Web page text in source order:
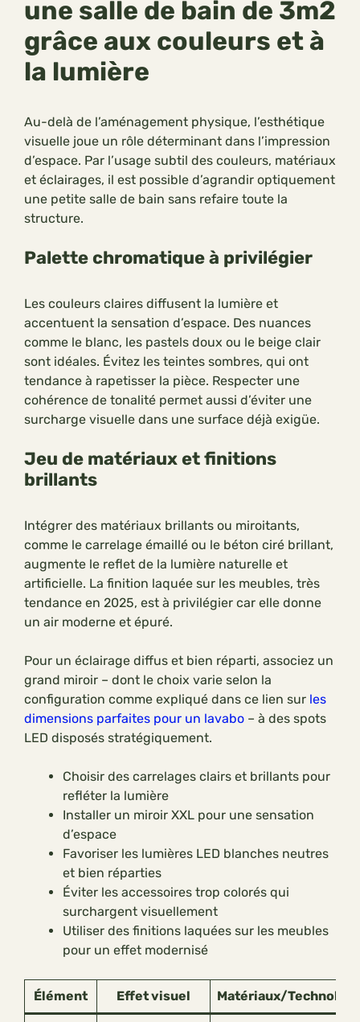
une salle de bain de 3m2
grâce aux couleurs et à
la lumière
Au-delà de l’aménagement physique, l’esthétique
visuelle joue un rôle déterminant dans l’impression
d’espace. Par l’usage subtil des couleurs, matériaux
et éclairages, il est possible d’agrandir optiquement
une petite salle de bain sans refaire toute la
structure.
Palette chromatique à privilégier
Les couleurs claires diffusent la lumière et
accentuent la sensation d’espace. Des nuances
comme le blanc, les pastels doux ou le beige clair
sont idéales. Évitez les teintes sombres, qui ont
tendance à rapetisser la pièce. Respecter une
cohérence de tonalité permet aussi d’éviter une
surcharge visuelle dans une surface déjà exigüe.
Jeu de matériaux et finitions
brillants
Intégrer des matériaux brillants ou miroitants,
comme le carrelage émaillé ou le béton ciré brillant,
augmente le reflet de la lumière naturelle et
artificielle. La finition laquée sur les meubles, très
tendance en 2025, est à privilégier car elle donne
un air moderne et épuré.
Pour un éclairage diffus et bien réparti, associez un
grand miroir – dont le choix varie selon la
configuration comme expliqué dans ce lien sur les
dimensions parfaites pour un lavabo – à des spots
LED disposés stratégiquement.
Choisir des carrelages clairs et brillants pour
refléter la lumière
Installer un miroir XXL pour une sensation
d’espace
Favoriser les lumières LED blanches neutres
et bien réparties
Éviter les accessoires trop colorés qui
surchargent visuellement
Utiliser des finitions laquées sur les meubles
pour un effet modernisé
Élément Effet visuel Matériaux/